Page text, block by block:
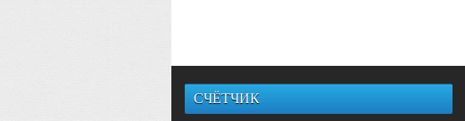
СЧЁТЧИК